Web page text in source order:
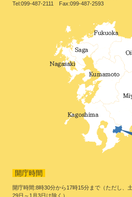
Tel:099-487-2111 Fax:099-487-2593
開庁時間
開庁時間:8時30分から17時15分まで（ただし、
29日～1月3日は除く）